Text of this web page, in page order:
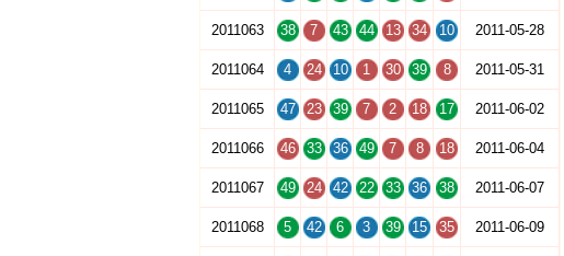
2011063 38 7 43 44 13 34 10 2011-05-28
2011064 4 24 10 1 30 39 8 2011-05-31
2011065 47 23 39 7 2 18 17 2011-06-02
2011066 46 33 36 49 7 8 18 2011-06-04
2011067 49 24 42 22 33 36 38 2011-06-07
2011068 5 42 6 3 39 15 35 2011-06-09